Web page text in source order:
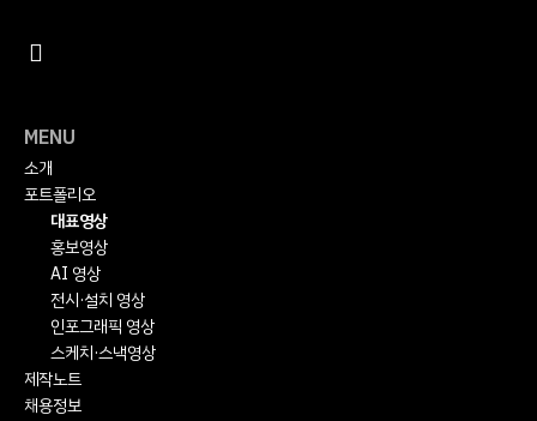
MENU
소개
포트폴리오
대표영상
홍보영상
AI 영상
전시·설치 영상
인포그래픽 영상
스케치·스낵영상
제작노트
채용정보